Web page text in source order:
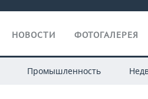
НОВОСТИ ФОТОГАЛЕРЕЯ
Промышленность